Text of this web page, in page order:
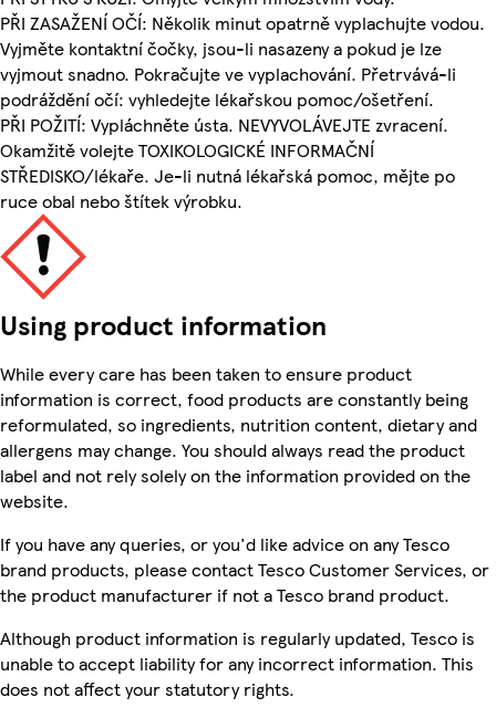
PŘI ZASAŽENÍ OČÍ: Několik minut opatrně vyplachujte vodou.
Vyjměte kontaktní čočky, jsou-li nasazeny a pokud je lze
vyjmout snadno. Pokračujte ve vyplachování. Přetrvává-li
podráždění očí: vyhledejte lékařskou pomoc/ošetření.
PŘI POŽITÍ: Vypláchněte ústa. NEVYVOLÁVEJTE zvracení.
Okamžitě volejte TOXIKOLOGICKÉ INFORMAČNÍ
STŘEDISKO/lékaře. Je-li nutná lékařská pomoc, mějte po
ruce obal nebo štítek výrobku.
Using product information
While every care has been taken to ensure product
information is correct, food products are constantly being
reformulated, so ingredients, nutrition content, dietary and
allergens may change. You should always read the product
label and not rely solely on the information provided on the
website.
If you have any queries, or you'd like advice on any Tesco
brand products, please contact Tesco Customer Services, or
the product manufacturer if not a Tesco brand product.
Although product information is regularly updated, Tesco is
unable to accept liability for any incorrect information. This
does not affect your statutory rights.